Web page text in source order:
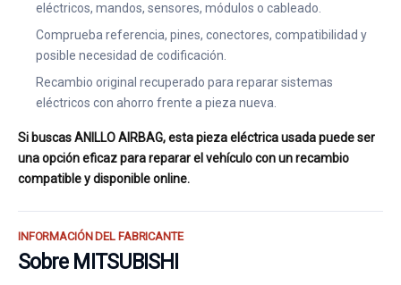
eléctricos, mandos, sensores, módulos o cableado.
Comprueba referencia, pines, conectores, compatibilidad y
posible necesidad de codificación.
Recambio original recuperado para reparar sistemas
eléctricos con ahorro frente a pieza nueva.
Si buscas ANILLO AIRBAG, esta pieza eléctrica usada puede ser
una opción eficaz para reparar el vehículo con un recambio
compatible y disponible online.
INFORMACIÓN DEL FABRICANTE
Sobre MITSUBISHI